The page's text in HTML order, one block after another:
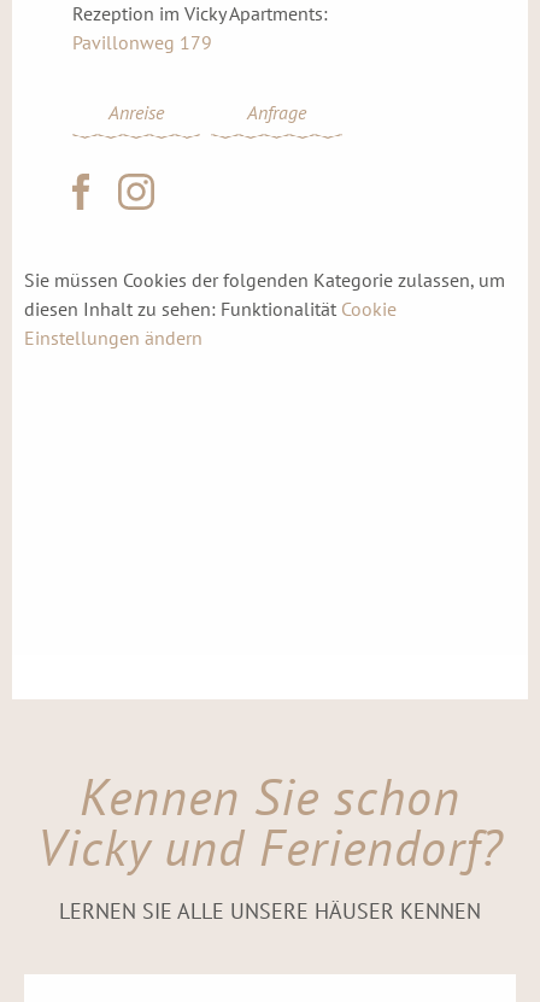
Rezeption im Vicky Apartments:
Pavillonweg 179
Anreise Anfrage
Sie müssen Cookies der folgenden Kategorie zulassen, um
diesen Inhalt zu sehen: Funktionalität Cookie
Einstellungen ändern
Kennen Sie schon
Vicky und Feriendorf?
LERNEN SIE ALLE UNSERE HÄUSER KENNEN